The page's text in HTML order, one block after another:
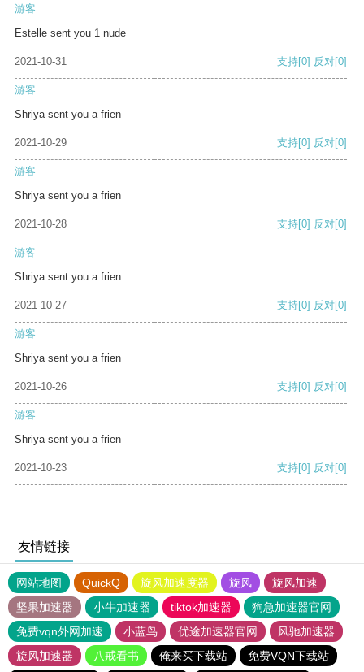
游客
Estelle sent you 1 nude
2021-10-31 支持[0] 反对[0]
游客
Shriya sent you a frien
2021-10-29 支持[0] 反对[0]
游客
Shriya sent you a frien
2021-10-28 支持[0] 反对[0]
游客
Shriya sent you a frien
2021-10-27 支持[0] 反对[0]
游客
Shriya sent you a frien
2021-10-26 支持[0] 反对[0]
游客
Shriya sent you a frien
2021-10-23 支持[0] 反对[0]
友情链接
网站地图 QuickQ 旋风加速度器 旋风
旋风加速
坚果加速器
小牛加速器 tiktok加速器
狗急加速器官网
免费vqn外网加速
小蓝鸟 优途加速器官网
风驰加速器
旋风加速器
八戒看书 俺来买下载站 免费VQN下载站